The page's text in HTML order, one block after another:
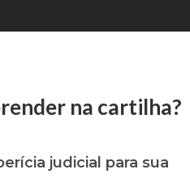
na cartilha?
judicial para sua